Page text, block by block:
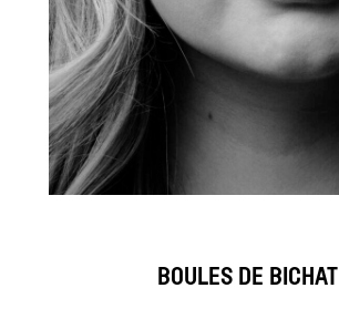
BOULES DE BICHAT